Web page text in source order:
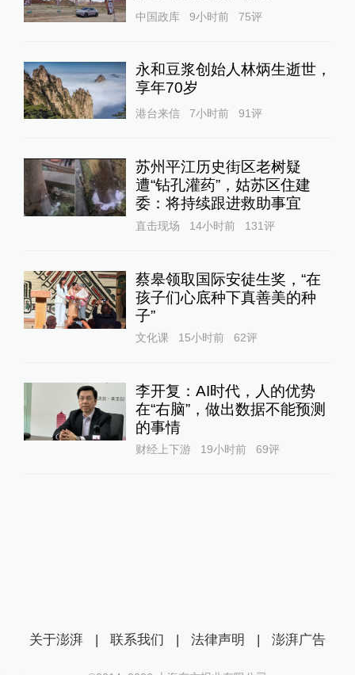
中国政库 9小时前 75评
永和豆浆创始人林炳生逝世，
享年70岁
港台来信 7小时前 91评
苏州平江历史街区老树疑
遭“钻孔灌药”，姑苏区住建
委：将持续跟进救助事宜
直击现场 14小时前 131评
蔡皋领取国际安徒生奖，“在
孩子们心底种下真善美的种
子”
文化课 15小时前 62评
李开复：AI时代，人的优势
在“右脑”，做出数据不能预测
的事情
财经上下游 19小时前 69评
关于澎湃 | 联系我们 | 法律声明 | 澎湃广告